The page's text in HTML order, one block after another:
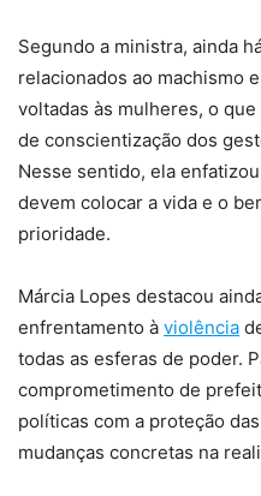
Segundo a ministra, ainda
relacionados ao machismo
voltadas às mulheres, o
de conscientização dos
Nesse sentido, ela
devem colocar a vida e o
prioridade.
Márcia Lopes destacou
enfrentamento à violência
todas as esferas de poder.
comprometimento de
políticas com a proteção
mudanças concretas na